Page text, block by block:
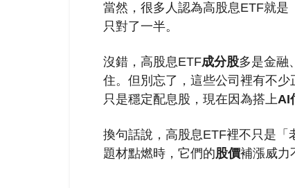
當然，很多人認為高股息ETF就
只對了一半。
沒錯，高股息ETF成分股多是金融
住。但別忘了，這些公司裡有不
只是穩定配息股，現在因為搭上AI
換句話說，高股息ETF裡不只是
題材點燃時，它們的股價補漲威力